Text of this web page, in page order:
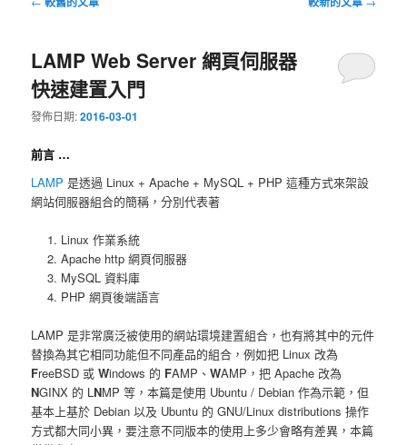
覽LAMP Web Server 網頁伺服器
快速建置入門
發佈日期:2016-03-01
前言 …
LAMP 是透過 Linux + Apache + MySQL + PHP 這種方式來架設
網站伺服器組合的簡稱，分別代表著
Linux 作業系統
Apache http 網頁伺服器
MySQL 資料庫
PHP 網頁後端語言
LAMP 是非常廣泛被使用的網站環境建置組合，也有將其中的元件
替換為其它相同功能但不同產品的組合，例如把 Linux 改為
FreeBSD 或Windows 的 FAMP、WAMP，把 Apache 改為
NGINX 的 LNMP 等，本篇是使用 Ubuntu / Debian 作為示範，但
基本上基於 Debian 以及 Ubuntu 的 GNU/Linux distributions 操作
方式都大同小異，要注意不同版本的使用上多少會略有差異，本篇